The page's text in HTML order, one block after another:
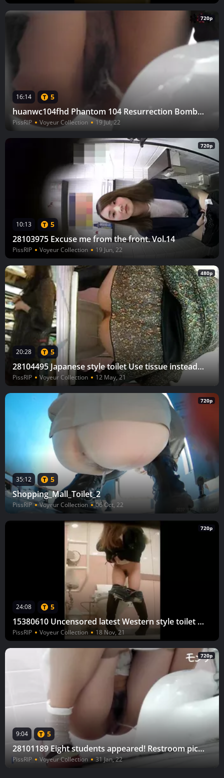
720p
16:14 5
huanwc104fhd Phantom 104 Resurrection Bomb! In the feature-length Corona, the girls of the unused fresh meat man
PissRIP Voyeur Collection 19 Jul, 22
720p
10:13 5
28103975 Excuse me from the front. Vol.14
PissRIP Voyeur Collection 19 Jun, 22
480p
20:28 5
28104495 Japanese style toilet Use tissue instead of napkin, etc. 21 people in their 20s to 50s
PissRIP Voyeur Collection 12 May, 21
720p
35:12 5
Shopping_Mall_Toilet_2
PissRIP Voyeur Collection 06 Oct, 22
720p
24:08 5
15380610 Uncensored latest Western style toilet department store
PissRIP Voyeur Collection 18 Nov, 21
720p
9:04 5
28101189 Eight students appeared! Restroom picture scroll
PissRIP Voyeur Collection 31 Jan, 22